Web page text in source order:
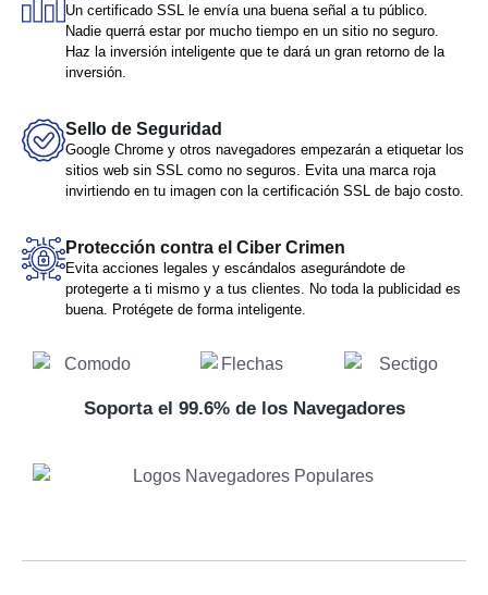
Un certificado SSL le envía una buena señal a tu público.
Nadie querrá estar por mucho tiempo en un sitio no seguro.
Haz la inversión inteligente que te dará un gran retorno de la
inversión.
Sello de Seguridad
Google Chrome y otros navegadores empezarán a etiquetar los
sitios web sin SSL como no seguros. Evita una marca roja
invirtiendo en tu imagen con la certificación SSL de bajo costo.
Protección contra el Ciber Crimen
Evita acciones legales y escándalos asegurándote de
protegerte a ti mismo y a tus clientes. No toda la publicidad es
buena. Protégete de forma inteligente.
Soporta el 99.6% de los Navegadores